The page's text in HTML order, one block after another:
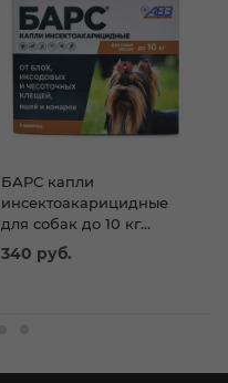
БАРС капли
инсектоакарицидные
для собак до 10 кг
мал.пород (1 пип. по
0,67 мл) упак.
340 руб.